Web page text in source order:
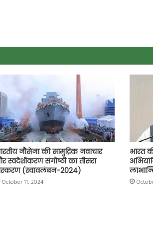
नौसेना की सामुद्रिक नवाचार
स्वदेशीकरण संगोष्ठी का तीसरा
(स्वावलंबन-2024)
October 11, 2024
भारत